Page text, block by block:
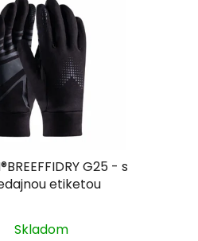
G25 - s
etiketou
Skladom